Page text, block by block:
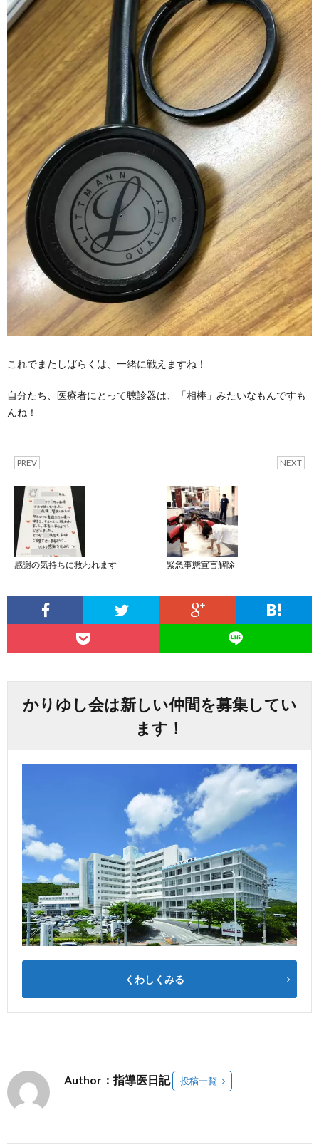
これでまたしばらくは、一緒に戦えますね！
自分たち、医療者にとって聴診器は、「相棒」みたいなもんですも
んね！
PREV
感謝の気持ちに救われます
NEXT
緊急事態宣言解除
かりゆし会は新しい仲間を募集してい
ます！
くわしくみる
Author：指導医日記 投稿一覧